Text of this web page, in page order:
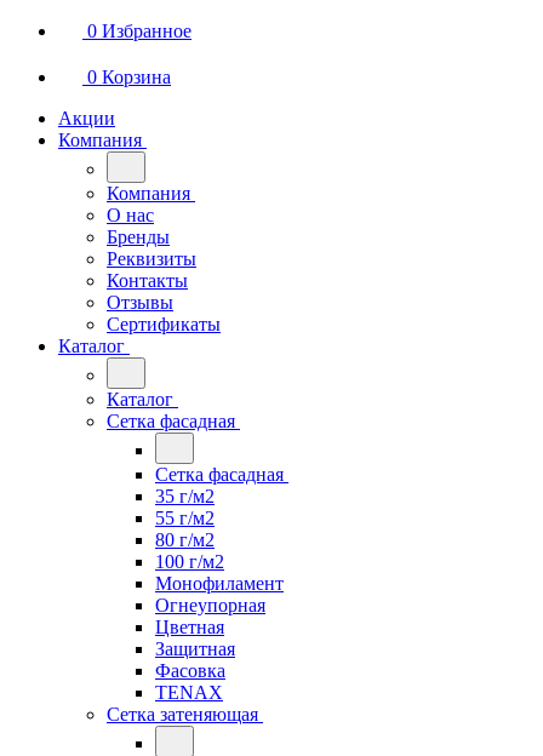
0 Избранное
0 Корзина
Акции
Компания
Компания
О нас
Бренды
Реквизиты
Контакты
Отзывы
Сертификаты
Каталог
Каталог
Сетка фасадная
Сетка фасадная
35 г/м2
55 г/м2
80 г/м2
100 г/м2
Монофиламент
Огнеупорная
Цветная
Защитная
Фасовка
TENAX
Сетка затеняющая